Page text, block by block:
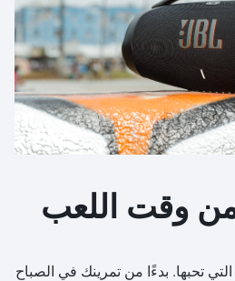
تحبها. بدءًا من تمرينك في الصباح